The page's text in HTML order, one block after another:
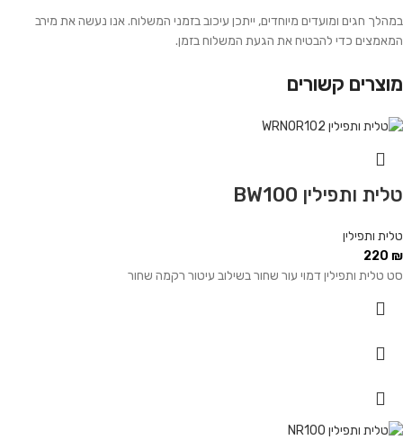
במהלך חגים ומועדים מיוחדים, ייתכן עיכוב בזמני המשלוח. אנו נעשה את מירב
המאמצים כדי להבטיח את הגעת המשלוח בזמן.
מוצרים קשורים
טלית ותפילין BW100
טלית ותפילין
220 ₪
סט טלית ותפילין דמוי עור שחור בשילוב עיטור רקמה שחור